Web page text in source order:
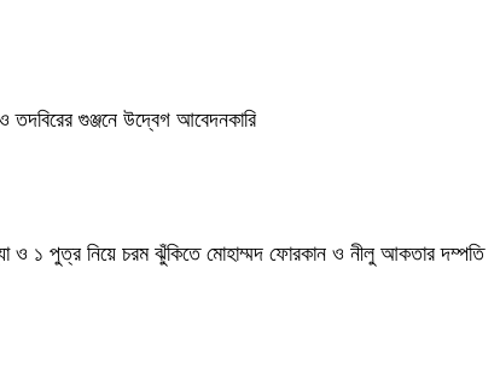
ও তদবিরের গুঞ্জনে উদ্বেগ আবেদনকারি
ও ১ পুত্র নিয়ে চরম ঝুঁকিতে মোহাম্মদ ফোরকান ও নীলু আকতার দম্পতি